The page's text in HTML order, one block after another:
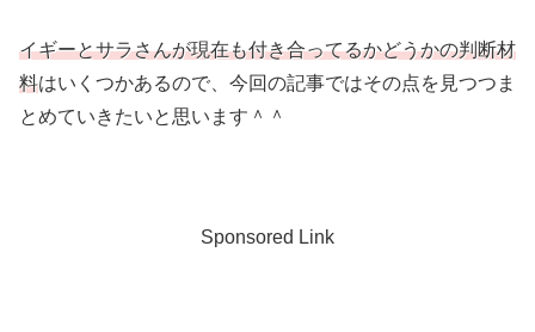
イギーとサラさんが現在も付き合ってるかどうかの判断材
料はいくつかあるので、今回の記事ではその点を見つつま
とめていきたいと思います＾＾
Sponsored Link